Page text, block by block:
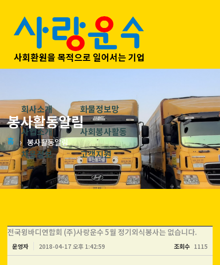
사회환원을 목적으로 일어서는 기업
회사소개
화물정보망
사업소개
사회봉사활동
채용정보
고객지원
봉사활동알림
홈 봉사활동알림
전국윙바디연합회 (주)사랑운수 5월 정기외식봉사는 없습니다.
운영자 2018-04-17 오후 1:42:59 조회수 1115